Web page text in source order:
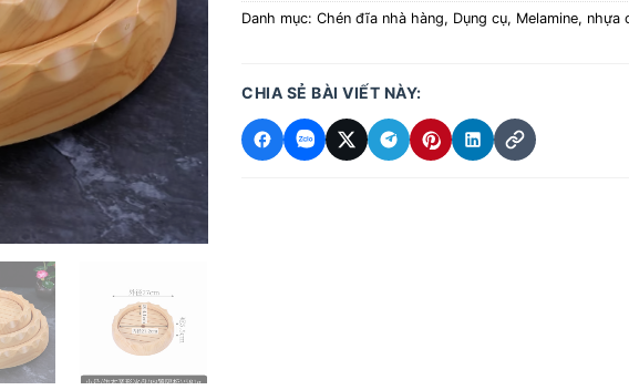
Danh mục: Chén đĩa nhà hàng, Dụng cụ, Melamine, nhựa
CHIA SẺ BÀI VIẾT NÀY: